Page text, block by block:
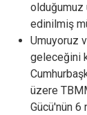
olduğumuz
edinilmiş
Umuyoruz
geleceğini
üzere
Gücü'nün 6